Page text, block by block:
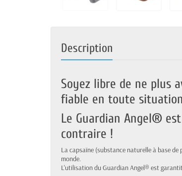
Description
Soyez libre de ne plus
fiable en toute
Le Guardian Angel®
contraire !
La capsaïne (substance naturelle à base
monde.
L'utilisation du Guardian Angel® est